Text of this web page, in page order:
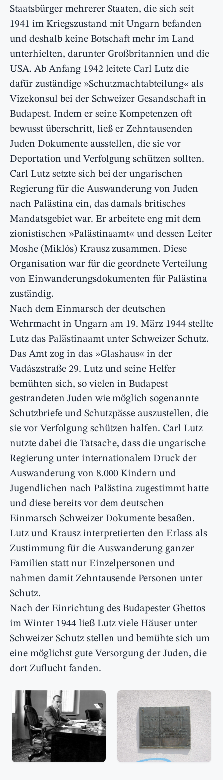
Staatsbürger mehrerer Staaten, die sich seit
1941 im Kriegszustand mit Ungarn befanden
und deshalb keine Botschaft mehr im Land
unterhielten, darunter Großbritannien und die
USA. Ab Anfang 1942 leitete Carl Lutz die
dafür zuständige »Schutzmachtabteilung« als
Vizekonsul bei der Schweizer Gesandschaft in
Budapest. Indem er seine Kompetenzen oft
bewusst überschritt, ließ er Zehntausenden
Juden Dokumente ausstellen, die sie vor
Deportation und Verfolgung schützen sollten.
Carl Lutz setzte sich bei der ungarischen
Regierung für die Auswanderung von Juden
nach Palästina ein, das damals britisches
Mandatsgebiet war. Er arbeitete eng mit dem
zionistischen »Palästinaamt« und dessen Leiter
Moshe (Miklós) Krausz zusammen. Diese
Organisation war für die geordnete Verteilung
von Einwanderungsdokumenten für Palästina
zuständig.
Nach dem Einmarsch der deutschen
Wehrmacht in Ungarn am 19. März 1944 stellte
Lutz das Palästinaamt unter Schweizer Schutz.
Das Amt zog in das »Glashaus« in der
Vadászstraße 29. Lutz und seine Helfer
bemühten sich, so vielen in Budapest
gestrandeten Juden wie möglich sogenannte
Schutzbriefe und Schutzpässe auszustellen, die
sie vor Verfolgung schützen halfen. Carl Lutz
nutzte dabei die Tatsache, dass die ungarische
Regierung unter internationalem Druck der
Auswanderung von 8.000 Kindern und
Jugendlichen nach Palästina zugestimmt hatte
und diese bereits vor dem deutschen
Einmarsch Schweizer Dokumente besaßen.
Lutz und Krausz interpretierten den Erlass als
Zustimmung für die Auswanderung ganzer
Familien statt nur Einzelpersonen und
nahmen damit Zehntausende Personen unter
Schutz.
Nach der Einrichtung des Budapester Ghettos
im Winter 1944 ließ Lutz viele Häuser unter
Schweizer Schutz stellen und bemühte sich um
eine möglichst gute Versorgung der Juden, die
dort Zuflucht fanden.